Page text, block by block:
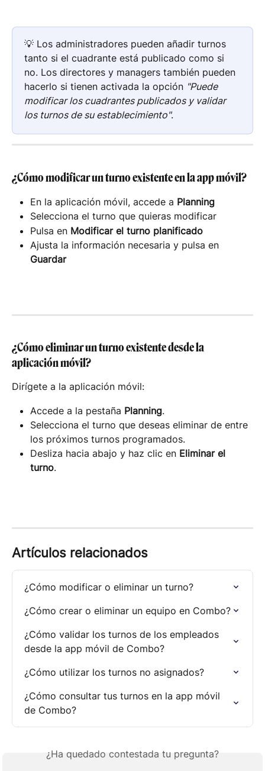
💡 Los administradores pueden añadir turnos
tanto si el cuadrante está publicado como si
no. Los directores y managers también pueden
hacerlo si tienen activada la opción "Puede
modificar los cuadrantes publicados y validar
los turnos de su establecimiento".
¿Cómo modificar un turno existente en la app móvil?
En la aplicación móvil, accede a Planning
Selecciona el turno que quieras modificar
Pulsa en Modificar el turno planificado
Ajusta la información necesaria y pulsa en
Guardar
¿Cómo eliminar un turno existente desde la
aplicación móvil?
Dirígete a la aplicación móvil:
Accede a la pestaña Planning.
Selecciona el turno que deseas eliminar de entre
los próximos turnos programados.
Desliza hacia abajo y haz clic en Eliminar el
turno.
Artículos relacionados
¿Cómo modificar o eliminar un turno?
¿Cómo crear o eliminar un equipo en Combo?
¿Cómo validar los turnos de los empleados
desde la app móvil de Combo?
¿Cómo utilizar los turnos no asignados?
¿Cómo consultar tus turnos en la app móvil
de Combo?
¿Ha quedado contestada tu pregunta?